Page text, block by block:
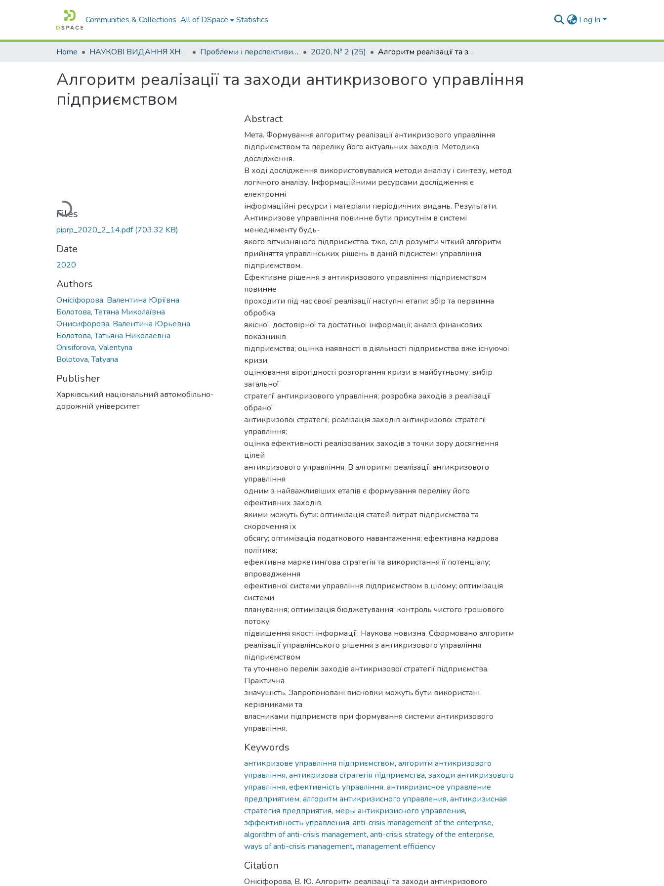
Communities & Collections All of DSpace Statistics Log In
Home НАУКОВІ ВИДАННЯ ХНАДУ Проблеми і перспективи розвитку підприємництва 2020, № 2 (25) Алгоритм реалізації та заходи антикризового управління підприємством
Алгоритм реалізації та заходи антикризового управління
підприємством
Loading...
Files
piprp_2020_2_14.pdf(703.32 KB)
Date
2020
Authors
Онісіфорова, Валентина Юріївна
Болотова, Тетяна Миколаївна
Онисифорова, Валентина Юрьевна
Болотова, Татьяна Николаевна
Onisiforova, Valentyna
Bolotova, Tatyana
Publisher
Харківський національний автомобільно-
дорожній університет
Abstract
Мета. Формування алгоритму реалізації антикризового управління
підприємством та переліку його актуальних заходів. Методика
дослідження.
В ході дослідження використовувалися методи аналізу і синтезу, метод
логічного аналізу. Інформаційними ресурсами дослідження є
електронні
інформаційні ресурси і матеріали періодичних видань. Результати.
Антикризове управління повинне бути присутнім в системі
менеджменту будь-
якого вітчизняного підприємства. тже, слід розуміти чіткий алгоритм
прийняття управлінських рішень в даній підсистемі управління
підприємством.
Ефективне рішення з антикризового управління підприємством
повинне
проходити під час своєї реалізації наступні етапи: збір та первинна
обробка
якісної, достовірної та достатньої інформації; аналіз фінансових
показників
підприємства; оцінка наявності в діяльності підприємства вже існуючої
кризи;
оцінювання вірогідності розгортання кризи в майбутньому; вибір
загальної
стратегії антикризового управління; розробка заходів з реалізації
обраної
антикризової стратегії; реалізація заходів антикризової стратегії
управління;
оцінка ефективності реалізованих заходів з точки зору досягнення
цілей
антикризового управління. В алгоритмі реалізації антикризового
управління
одним з найважливіших етапів є формування переліку його
ефективних заходів,
якими можуть бути: оптимізація статей витрат підприємства та
скорочення їх
обсягу; оптимізація податкового навантаження; ефективна кадрова
політика;
ефективна маркетингова стратегія та використання її потенціалу;
впровадження
ефективної системи управління підприємством в цілому; оптимізація
системи
планування; оптимізація бюджетування; контроль чистого грошового
потоку;
підвищення якості інформації. Наукова новизна. Сформовано алгоритм
реалізації управлінського рішення з антикризового управління
підприємством
та уточнено перелік заходів антикризової стратегії підприємства.
Практична
значущість. Запропоновані висновки можуть бути використані
керівниками та
власниками підприємств при формування системи антикризового
управління.
Keywords
антикризове управління підприємством, алгоритм антикризового
управління, антикризова стратегія підприємства, заходи антикризового
управління, ефективність управління, антикризисное управление
предприятием, алгоритм антикризисного управления, антикризисная
стратегия предприятия, меры антикризисного управления,
эффективность управления, anti-crisis management of the enterprise,
algorithm of anti-crisis management, anti-crisis strategy of the enterprise,
ways of anti-crisis management, management efficiency
Citation
Онісіфорова, В. Ю. Алгоритм реалізації та заходи антикризового